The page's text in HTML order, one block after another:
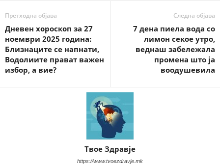
Претходна објава
Дневен хороскоп за 27
ноември 2025 година:
Близнаците се напнати,
Водолиите прават важен
избор, а вие?
Следна објава
7 дена пиела вода со
лимон секое утро,
веднаш забележала
промена што ја
воодушевила
Твое Здравје
https://www.tvoezdravje.mk